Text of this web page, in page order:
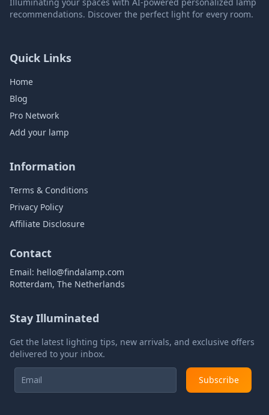
recommendations. Discover the perfect light for every room.
Quick Links
Home
Blog
Pro Network
Add your lamp
Information
Terms & Conditions
Privacy Policy
Affiliate Disclosure
Contact
Email: hello@findalamp.com
Rotterdam, The Netherlands
Stay Illuminated
Get the latest lighting tips, new arrivals, and exclusive offers
delivered to your inbox.
Subscribe